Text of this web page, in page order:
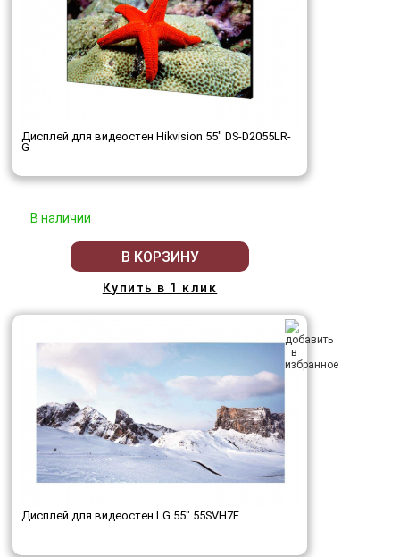
Дисплей для видеостен Hikvision 55" DS-D2055LR-
G
В наличии
В КОРЗИНУ
Купить в 1 клик
Дисплей для видеостен LG 55" 55SVH7F